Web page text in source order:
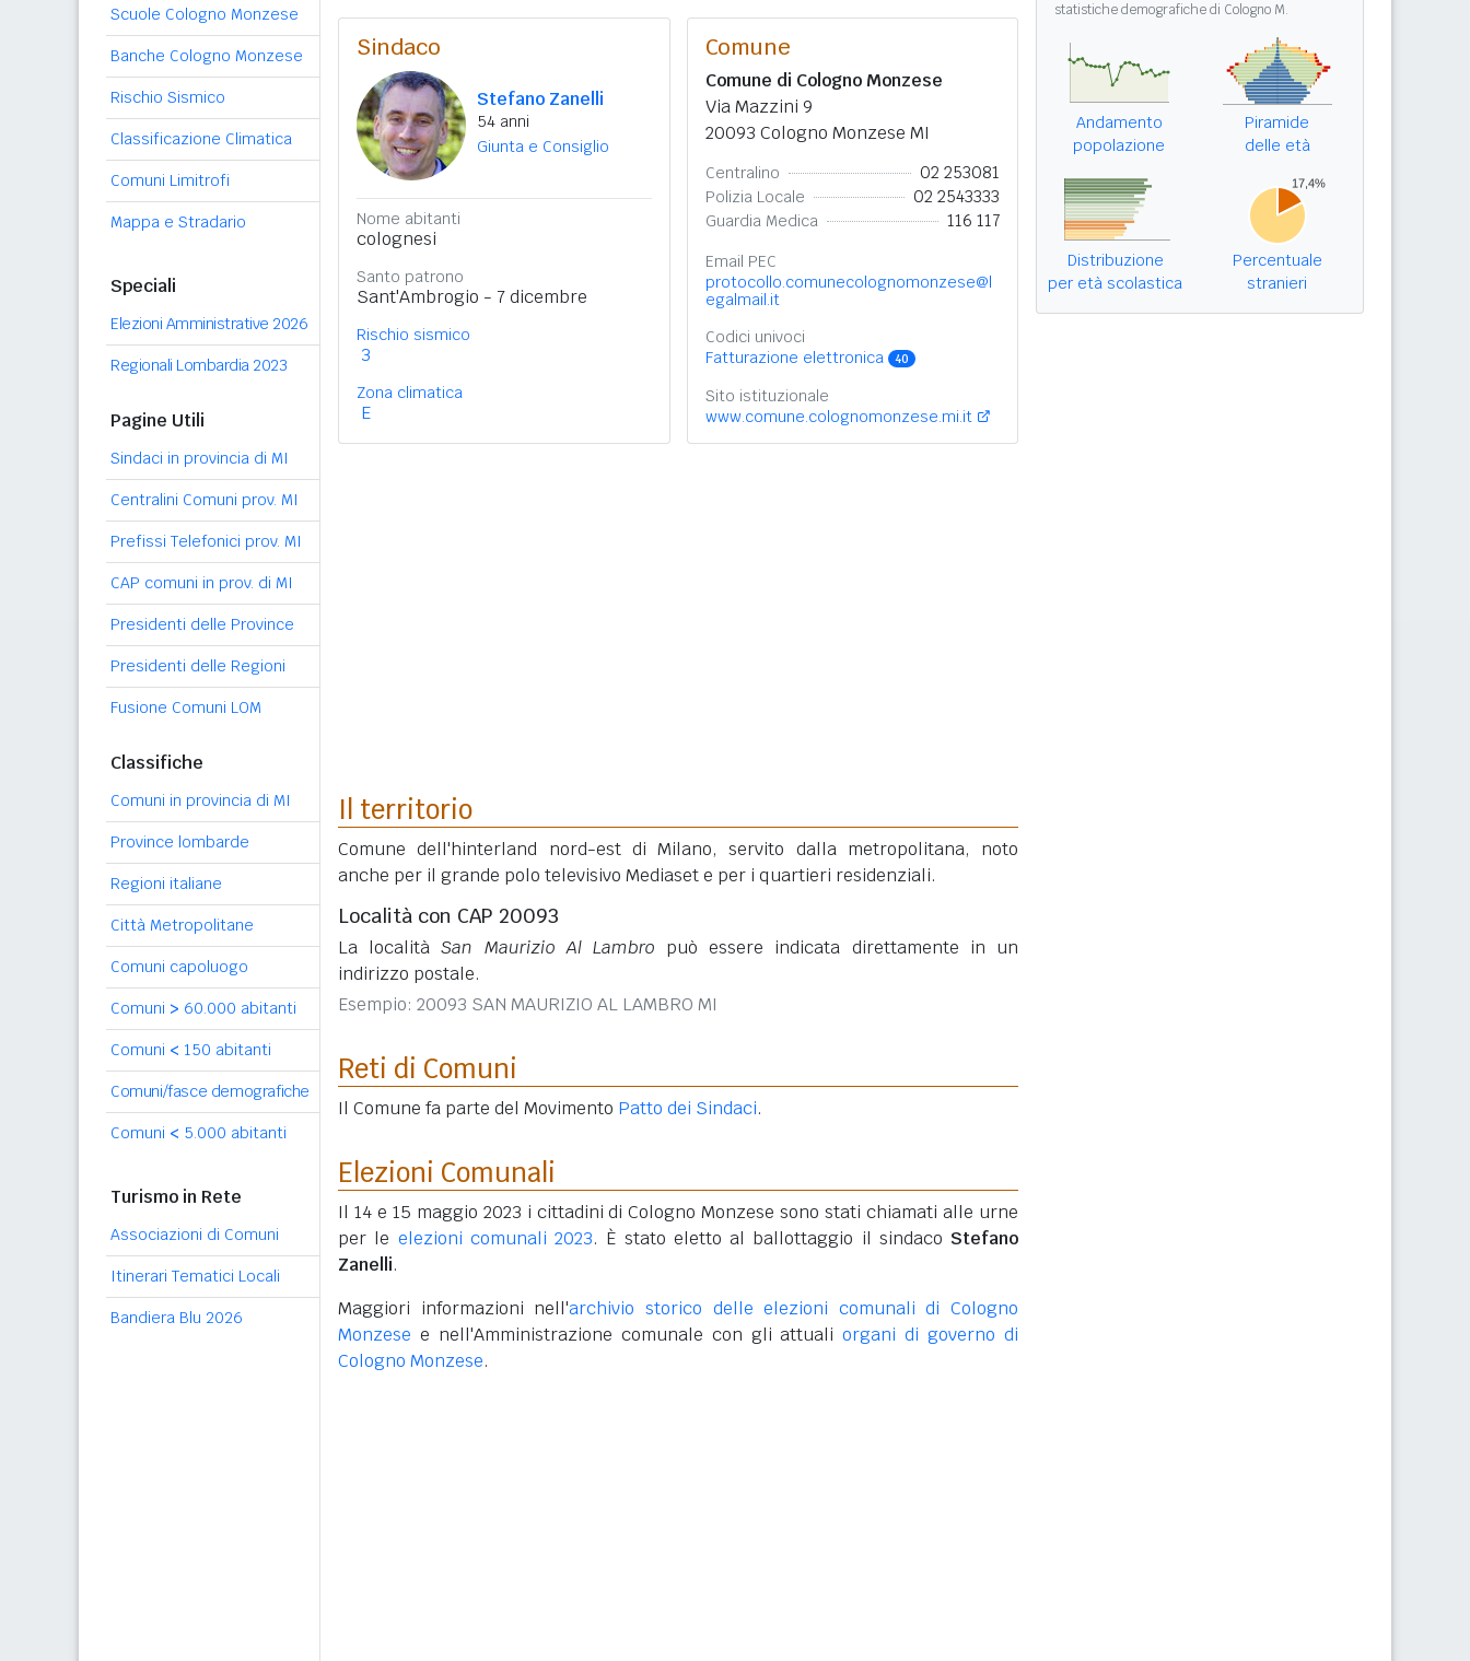
Scuole Cologno Monzese
Banche Cologno Monzese
Rischio Sismico
Classificazione Climatica
Comuni Limitrofi
Mappa e Stradario
Speciali
Elezioni Amministrative 2026
Regionali Lombardia 2023
Pagine Utili
Sindaci in provincia di MI
Centralini Comuni prov. MI
Prefissi Telefonici prov. MI
CAP comuni in prov. di MI
Presidenti delle Province
Presidenti delle Regioni
Fusione Comuni LOM
Classifiche
Comuni in provincia di MI
Province lombarde
Regioni italiane
Città Metropolitane
Comuni capoluogo
Comuni > 60.000 abitanti
Comuni < 150 abitanti
Comuni/fasce demografiche
Comuni < 5.000 abitanti
Turismo in Rete
Associazioni di Comuni
Itinerari Tematici Locali
Bandiera Blu 2026
Sindaco
Stefano Zanelli
54 anni
Giunta e Consiglio
Nome abitanti
colognesi
Santo patrono
Sant'Ambrogio - 7 dicembre
Rischio sismico
3
Zona climatica
E
Comune
Comune di Cologno Monzese
Via Mazzini 9
20093 Cologno Monzese MI
Centralino 02 253081
Polizia Locale 02 2543333
Guardia Medica 116 117
Email PEC
protocollo.comunecolognomonzese@l
egalmail.it
Codici univoci
Fatturazione elettronica
40
Sito istituzionale
www.comune.colognomonzese.mi.it
Il territorio
Comune dell'hinterland nord-est di Milano, servito dalla metropolitana, noto
anche per il grande polo televisivo Mediaset e per i quartieri residenziali.
Località con CAP 20093
La localitàSan Maurizio Al Lambro può essere indicata direttamente in un
indirizzo postale.
Esempio: 20093 SAN MAURIZIO AL LAMBRO MI
Reti di Comuni
Il Comune fa parte del Movimento Patto dei Sindaci.
Elezioni Comunali
Il 14 e 15 maggio 2023 i cittadini di Cologno Monzese sono stati chiamati alle urne
per le elezioni comunali 2023. È stato eletto al ballottaggio il sindaco Stefano
Zanelli.
Maggiori informazioni nell'archivio storico delle elezioni comunali di Cologno
Monzese e nell'Amministrazione comunale con gli attualiorgani di governo di
Cologno Monzese.
statistiche demografiche di Cologno M.
Andamento
popolazione
Piramide
delle età
Distribuzione
per età scolastica
Percentuale
stranieri